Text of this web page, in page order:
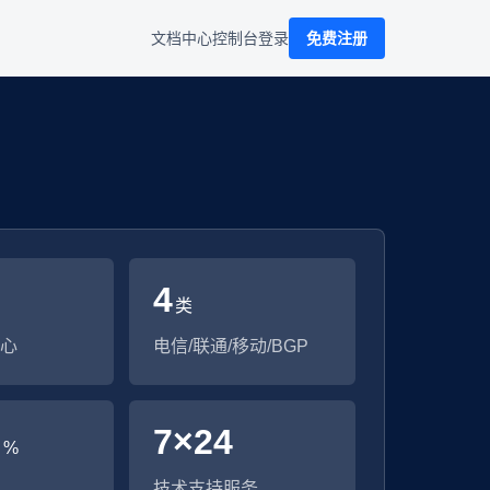
文档中心控制台登录 免费注册
4类
电信/联通/移动/BGP
% 7×24